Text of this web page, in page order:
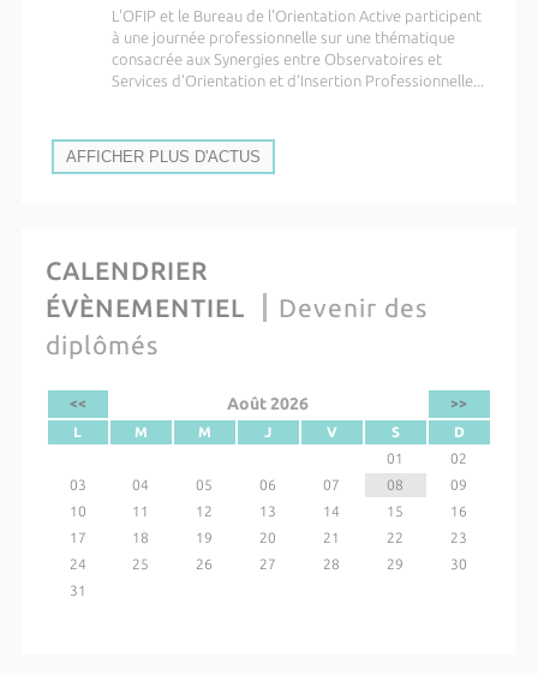
L'OFIP et le Bureau de l'Orientation Active participent
à une journée professionnelle sur une thématique
consacrée aux Synergies entre Observatoires et
Services d’Orientation et d’Insertion Professionnelle...
AFFICHER PLUS D'ACTUS
CALENDRIER
ÉVÈNEMENTIEL
Devenir des
diplômés
<< Août 2026
>>
L
M M J V S
D
01
02
03
04 05 06 07 08
09
10
11 12 13 14 15
16
17
18 19 20 21 22
23
24
25 26 27 28 29
30
31